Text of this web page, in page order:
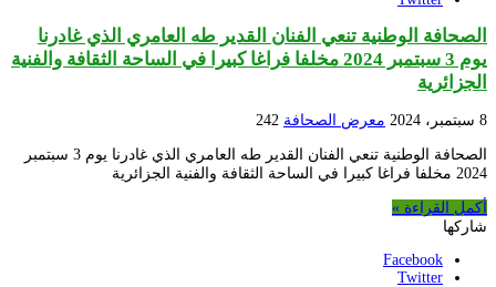
الصحافة الوطنية تنعي الفنان القدير طه العامري الذي غادرنا
يوم 3 سبتمبر 2024 مخلفا فراغا كبيرا في الساحة الثقافة والفنية
الجزائرية
8 سبتمبر، 2024 معرض الصحافة 242
الصحافة الوطنية تنعي الفنان القدير طه العامري الذي غادرنا يوم 3 سبتمبر
2024 مخلفا فراغا كبيرا في الساحة الثقافة والفنية الجزائرية
أكمل القراءة »
شاركها
Facebook
Twitter